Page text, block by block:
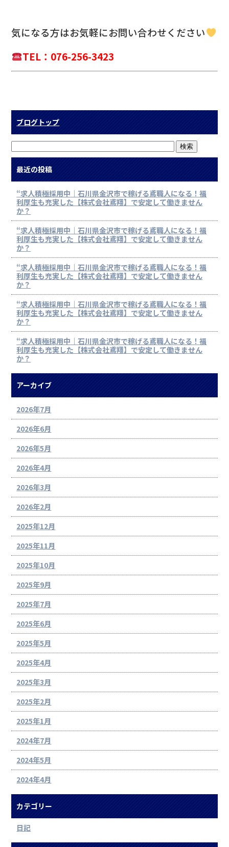
気になる方はお気軽にお問い合わせください
TEL：076-256-3423
ブログトップ
最近の投稿
“求人積極採用中｜石川県金沢市で稼げる鳶職人になる！福
利厚生も充実した【株式会社鳶翔】で安定して働きません
か？
“求人積極採用中｜石川県金沢市で稼げる鳶職人になる！福
利厚生も充実した【株式会社鳶翔】で安定して働きません
か？
“求人積極採用中｜石川県金沢市で稼げる鳶職人になる！福
利厚生も充実した【株式会社鳶翔】で安定して働きません
か？
“求人積極採用中｜石川県金沢市で稼げる鳶職人になる！福
利厚生も充実した【株式会社鳶翔】で安定して働きません
か？
“求人積極採用中｜石川県金沢市で稼げる鳶職人になる！福
利厚生も充実した【株式会社鳶翔】で安定して働きません
か？
アーカイブ
2026年7月
2026年6月
2026年5月
2026年4月
2026年3月
2026年2月
2025年12月
2025年11月
2025年10月
2025年9月
2025年7月
2025年6月
2025年5月
2025年4月
2025年3月
2025年2月
2025年1月
2024年7月
2024年5月
2024年4月
カテゴリー
日記